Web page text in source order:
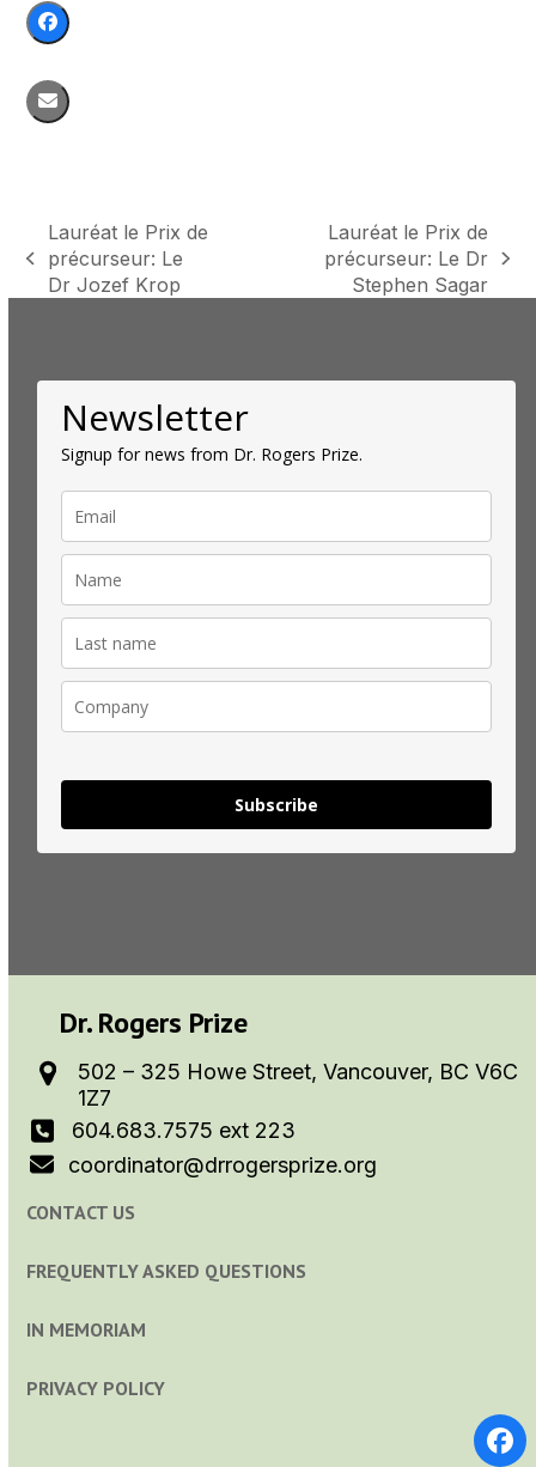
previous
post:
Lauréat le Prix de
précurseur: Le
Dr Jozef Krop
post:
Lauréat le Prix de
précurseur: Le Dr
Stephen Sagar
Newsletter
Signup for news from Dr. Rogers Prize.
Subscribe
Dr. Rogers Prize
502 – 325 Howe Street, Vancouver, BC V6C
1Z7
604.683.7575 ext 223
coordinator@drrogersprize.org
CONTACT US
FREQUENTLY ASKED QUESTIONS
IN MEMORIAM
PRIVACY POLICY